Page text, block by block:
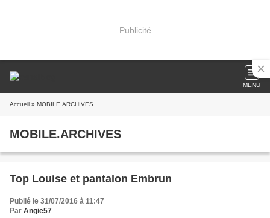
Publicité
MENU
Accueil » MOBILE.ARCHIVES
MOBILE.ARCHIVES
Top Louise et pantalon Embrun
Publié le 31/07/2016 à 11:47
Par Angie57